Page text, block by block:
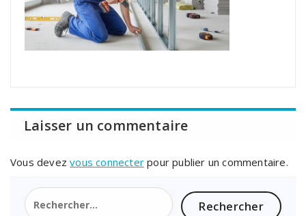
Laisser un commentaire
Vous devezvous connecter pour publier un commentaire.
Rechercher :